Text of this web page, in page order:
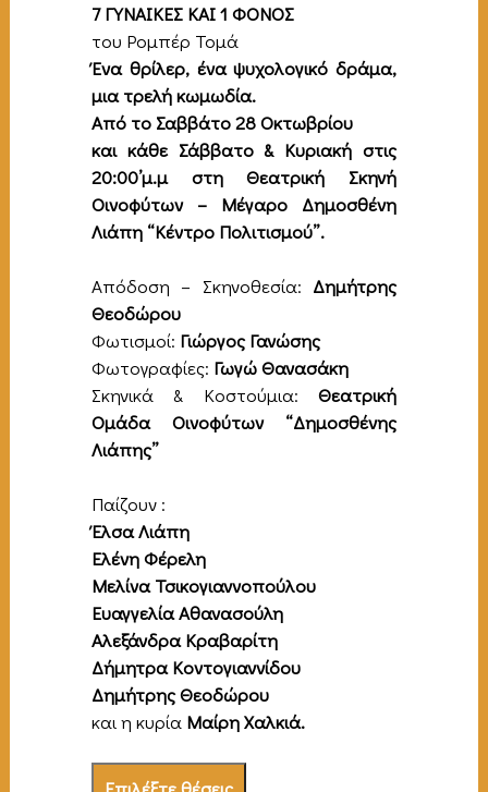
7 ΓΥΝΑΙΚΕΣ ΚΑΙ 1 ΦΟΝΟΣ
του Ρομπέρ Τομά
Ένα θρίλερ, ένα ψυχολογικό δράμα,
μια τρελή κωμωδία.
Από το Σαββάτο 28 Οκτωβρίου
και κάθε Σάββατο & Κυριακή στις
20:00’μ.μ στη Θεατρική Σκηνή
Οινοφύτων – Μέγαρο Δημοσθένη
Λιάπη “Κέντρο Πολιτισμού”.
Απόδοση – Σκηνοθεσία: Δημήτρης
Θεοδώρου
Φωτισμοί: Γιώργος Γανώσης
Φωτογραφίες: Γωγώ Θανασάκη
Σκηνικά & Κοστούμια: Θεατρική
Ομάδα Οινοφύτων “Δημοσθένης
Λιάπης”
Παίζουν :
Έλσα Λιάπη
Ελένη Φέρελη
Μελίνα Τσικογιαννοπούλου
Ευαγγελία Αθανασούλη
Αλεξάνδρα Κραβαρίτη
Δήμητρα Κοντογιαννίδου
Δημήτρης Θεοδώρου
και η κυρία Μαίρη Χαλκιά.